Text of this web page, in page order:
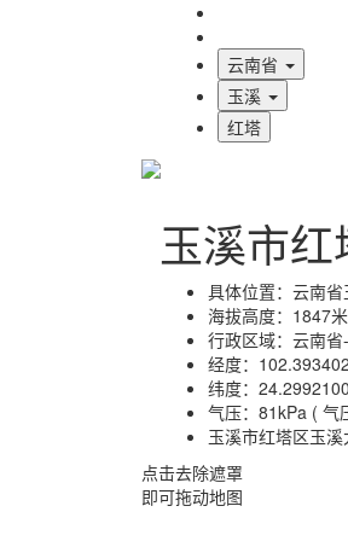
云南省
玉溪
红塔
玉溪市
具体位置： 云南省
海拔高度： 1847米
行政区域： 云南省
经度：
纬度：
气压： 81kPa ( 气
玉溪市红塔区玉
点击去除遮罩
即可拖动地图